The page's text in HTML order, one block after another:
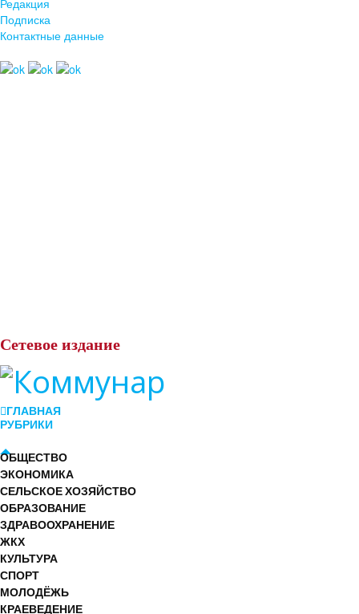
Подписка
Контактные данные
Сетевое издание
ГЛАВНАЯ
РУБРИКИ
ОБЩЕСТВО
ЭКОНОМИКА
СЕЛЬСКОЕ ХОЗЯЙСТВО
ОБРАЗОВАНИЕ
ЗДРАВООХРАНЕНИЕ
ЖКХ
КУЛЬТУРА
СПОРТ
МОЛОДЁЖЬ
КРАЕВЕДЕНИЕ